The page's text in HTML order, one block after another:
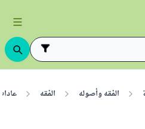
الفقه وأصوله الفقه